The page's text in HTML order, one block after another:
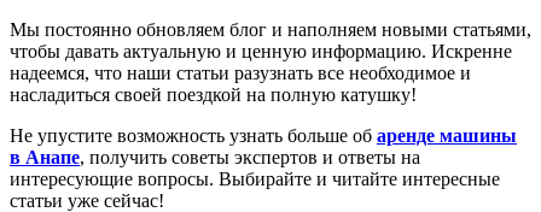
Мы постоянно обновляем блог и наполняем новыми статьями,
чтобы давать актуальную и ценную информацию. Искренне
надеемся, что наши статьи разузнать все необходимое и
насладиться своей поездкой на полную катушку!
Не упустите возможность узнать больше об аренде машины
в Анапе, получить советы экспертов и ответы на
интересующие вопросы. Выбирайте и читайте интересные
статьи уже сейчас!